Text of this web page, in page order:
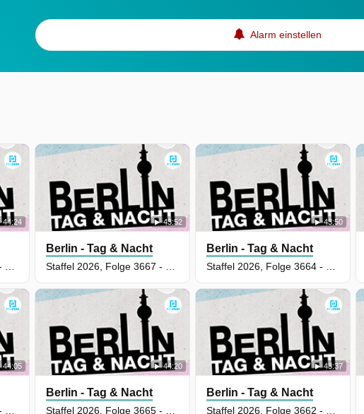
Alarm einstellen
44:24 43:52
Berlin - Tag & Nacht
44:05 44:20
Berlin - Tag & Nacht
43:50
Berlin - Tag & Nacht
43:37
Berlin - Tag & Nacht